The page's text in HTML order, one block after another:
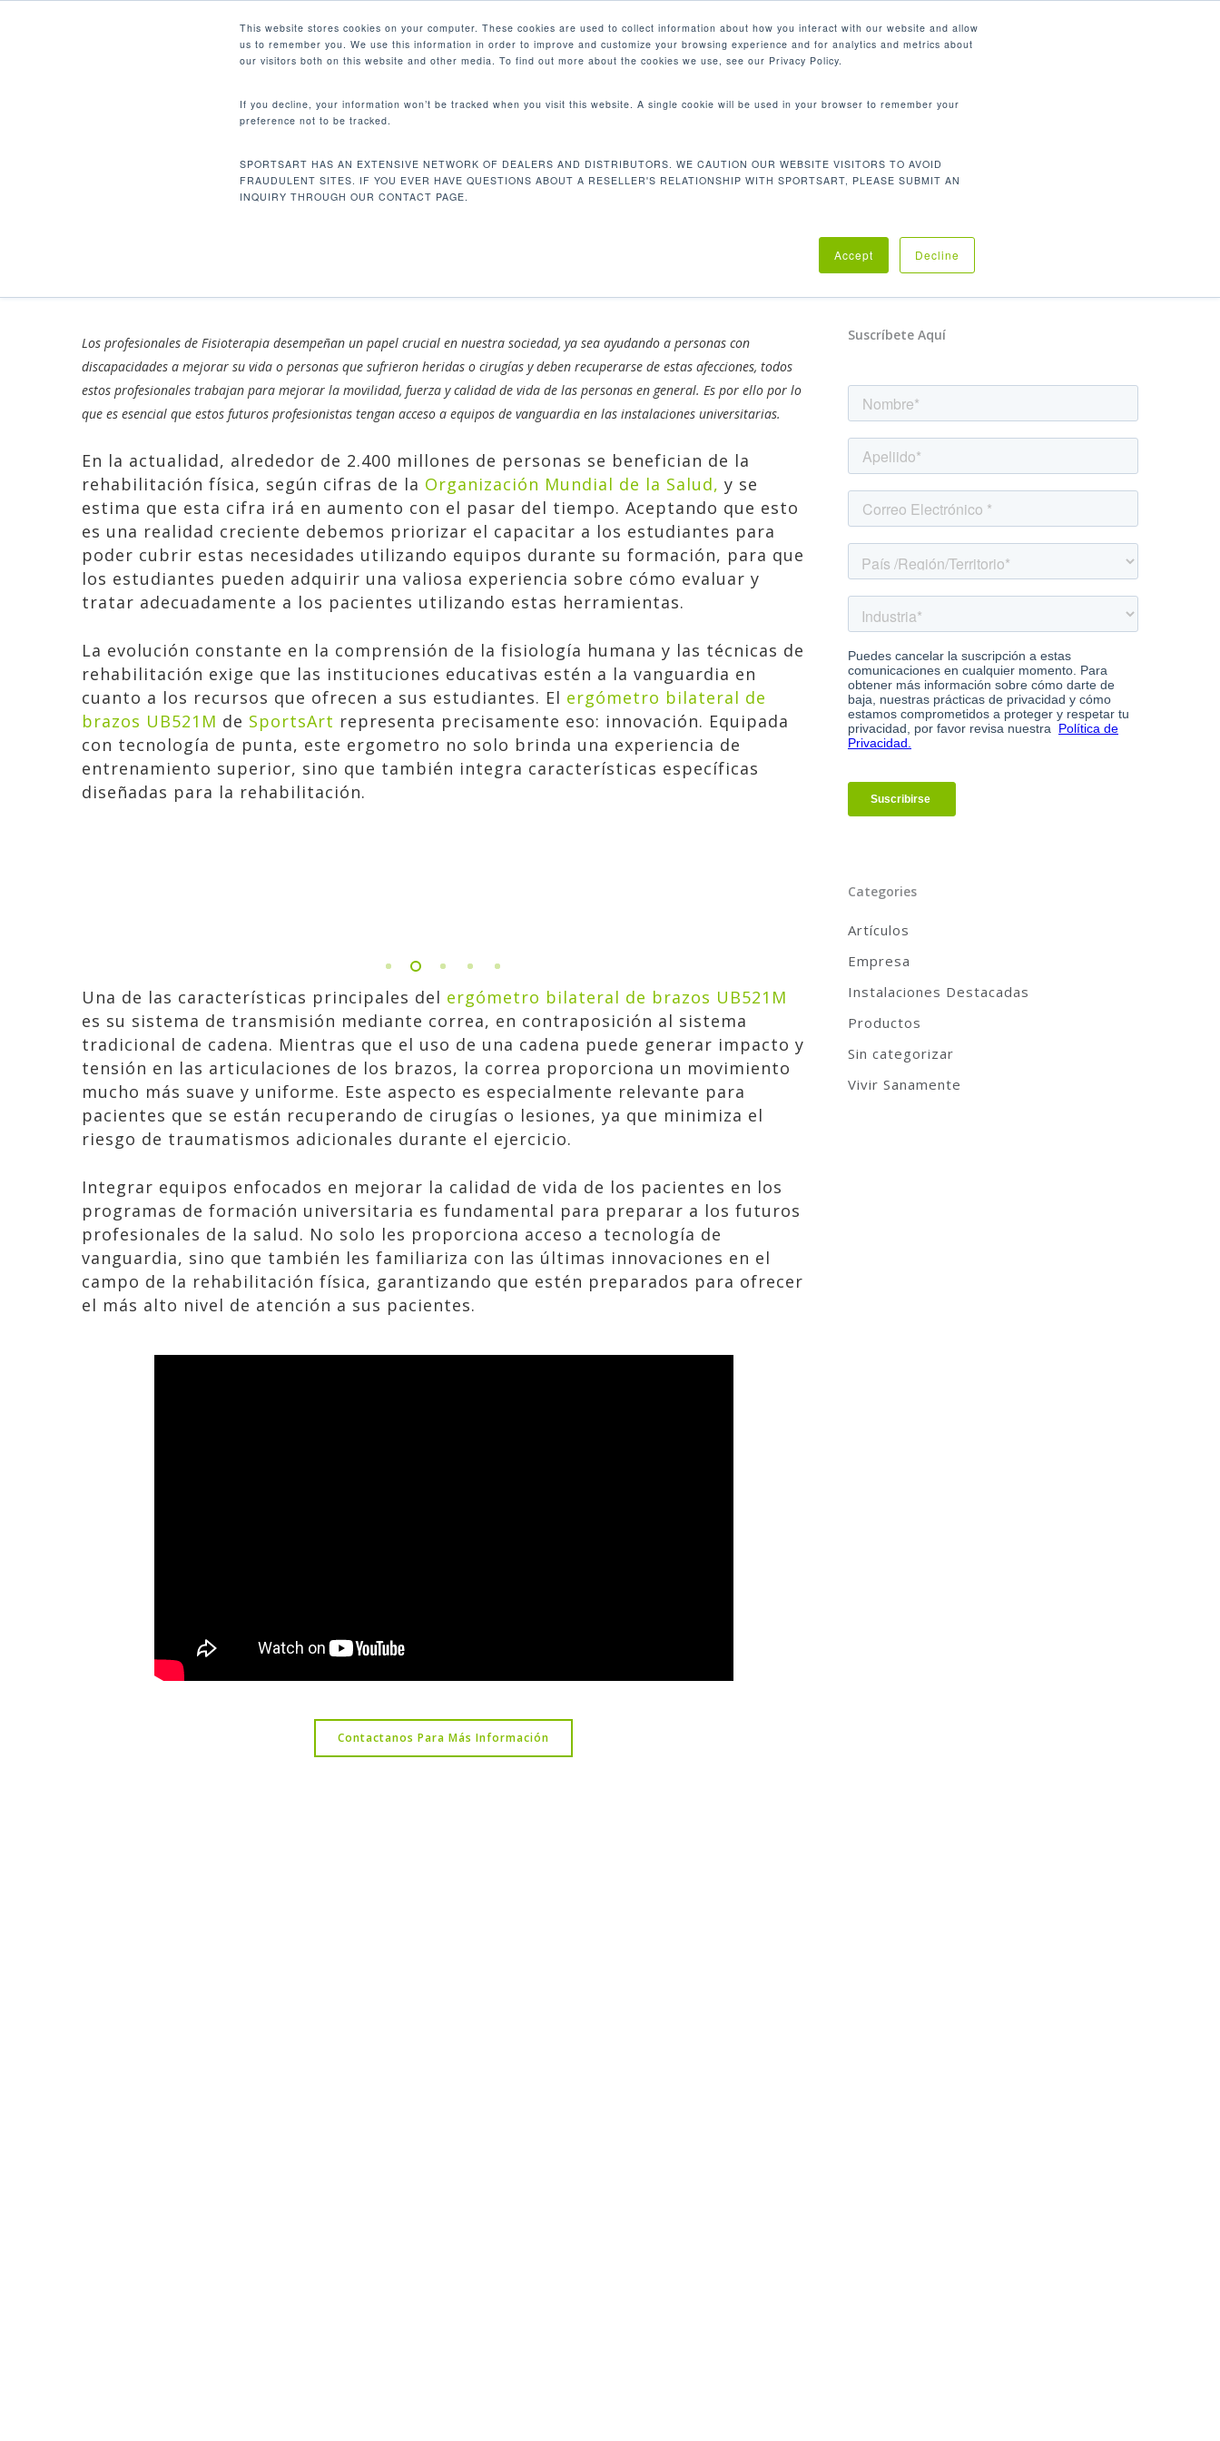
This website stores cookies on your computer. These cookies are used to collect information about how you interact with our website and allow
us to remember you. We use this information in order to improve and customize your browsing experience and for analytics and metrics about
our visitors both on this website and other media. To find out more about the cookies we use, see our Privacy Policy.
If you decline, your information won’t be tracked when you visit this website. A single cookie will be used in your browser to remember your
preference not to be tracked.
SPORTSART HAS AN EXTENSIVE NETWORK OF DEALERS AND DISTRIBUTORS. WE CAUTION OUR WEBSITE VISITORS TO AVOID
FRAUDULENT SITES. IF YOU EVER HAVE QUESTIONS ABOUT A RESELLER'S RELATIONSHIP WITH SPORTSART, PLEASE SUBMIT AN
INQUIRY THROUGH OUR CONTACT PAGE.
Accept Decline
LinkedIn
Hit enter to search or ESC to close
PRODUCTOS MERCADOS EMPRESA
UNIVERSITARIOS DE ÚLTIMA
GENERACIÓN EN REHABILITACIÓN
Los profesionales de Fisioterapia desempeñan un papel crucial en nuestra sociedad, ya sea ayudando a personas con
discapacidades a mejorar su vida o personas que sufrieron heridas o cirugías y deben recuperarse de estas afecciones, todos
estos profesionales trabajan para mejorar la movilidad, fuerza y calidad de vida de las personas en general. Es por ello por lo
que es esencial que estos futuros profesionistas tengan acceso a equipos de vanguardia en las instalaciones universitarias.
En la actualidad, alrededor de 2.400 millones de personas se benefician de la
rehabilitación física, según cifras de la Organización Mundial de la Salud, y se
estima que esta cifra irá en aumento con el pasar del tiempo. Aceptando que esto
es una realidad creciente debemos priorizar el capacitar a los estudiantes para
poder cubrir estas necesidades utilizando equipos durante su formación, para que
los estudiantes pueden adquirir una valiosa experiencia sobre cómo evaluar y
tratar adecuadamente a los pacientes utilizando estas herramientas.
La evolución constante en la comprensión de la fisiología humana y las técnicas de
rehabilitación exige que las instituciones educativas estén a la vanguardia en
cuanto a los recursos que ofrecen a sus estudiantes. El ergómetro bilateral de
brazos UB521M de SportsArt representa precisamente eso: innovación. Equipada
con tecnología de punta, este ergometro no solo brinda una experiencia de
entrenamiento superior, sino que también integra características específicas
diseñadas para la rehabilitación.
Una de las características principales del ergómetro bilateral de brazos UB521M
es su sistema de transmisión mediante correa, en contraposición al sistema
tradicional de cadena. Mientras que el uso de una cadena puede generar impacto y
tensión en las articulaciones de los brazos, la correa proporciona un movimiento
mucho más suave y uniforme. Este aspecto es especialmente relevante para
pacientes que se están recuperando de cirugías o lesiones, ya que minimiza el
riesgo de traumatismos adicionales durante el ejercicio.
Integrar equipos enfocados en mejorar la calidad de vida de los pacientes en los
programas de formación universitaria es fundamental para preparar a los futuros
profesionales de la salud. No solo les proporciona acceso a tecnología de
vanguardia, sino que también les familiariza con las últimas innovaciones en el
campo de la rehabilitación física, garantizando que estén preparados para ofrecer
el más alto nivel de atención a sus pacientes.
Contactanos Para Más Información
Suscríbete Aquí
Categories
Artículos
Empresa
Instalaciones Destacadas
Productos
Sin categorizar
Vivir Sanamente